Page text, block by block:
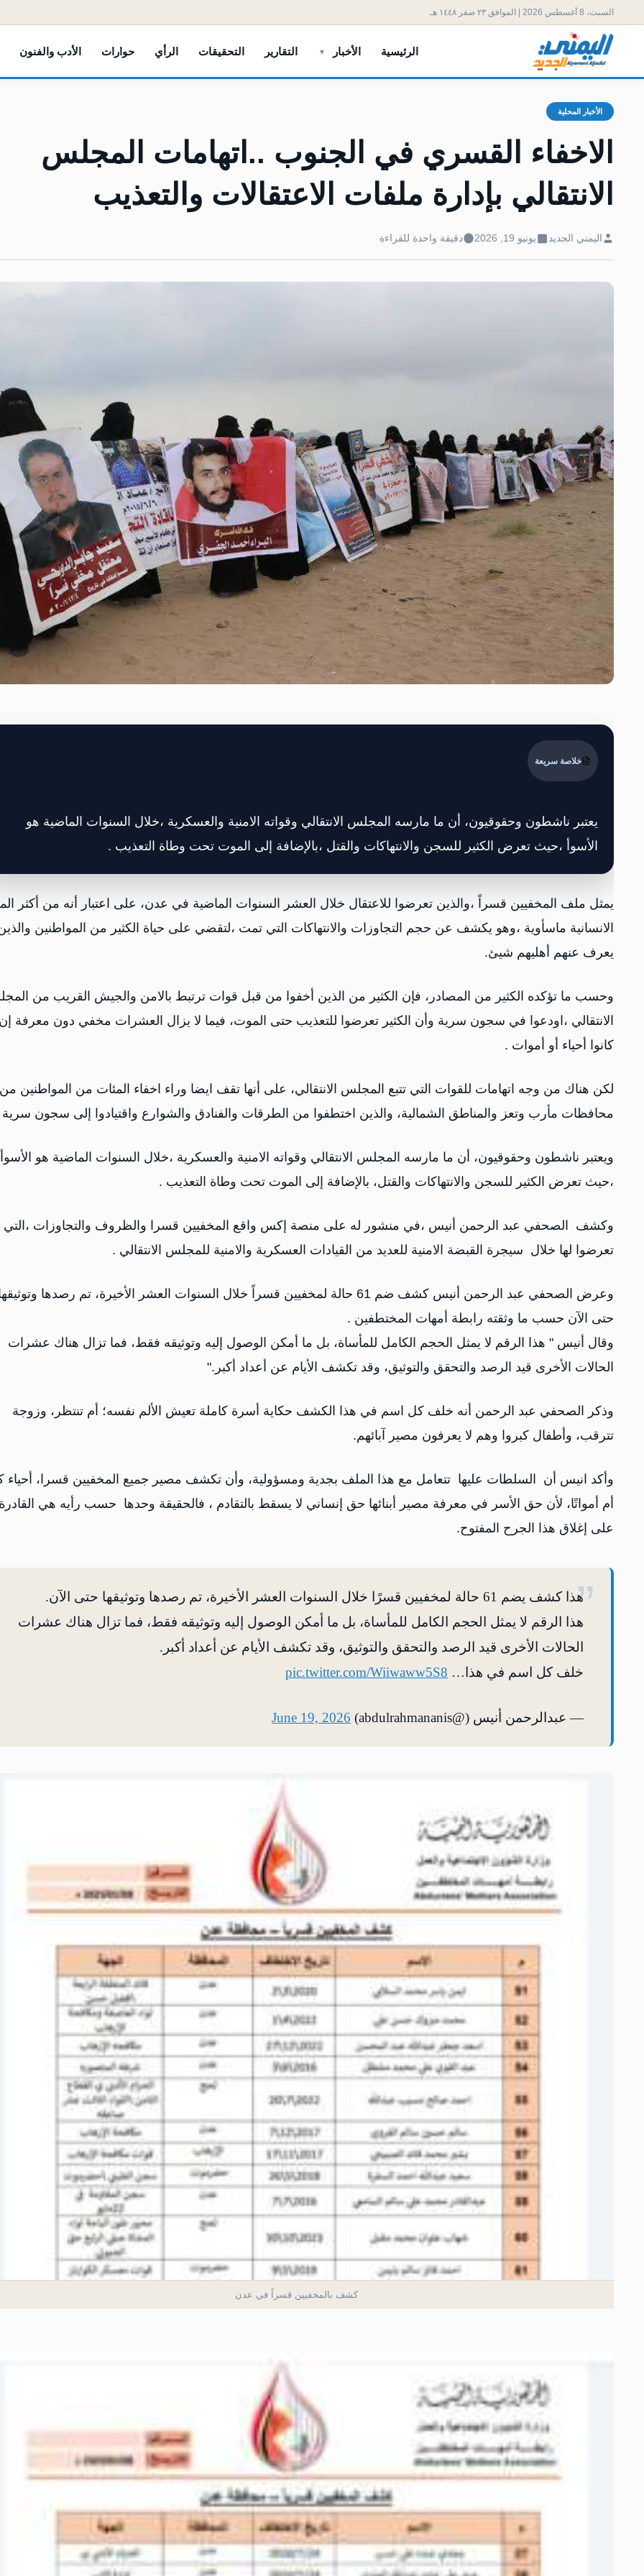
السبت، 8 أغسطس 2026 | الموافق ٢٣ صفر ١٤٤٨ هـ
الرئيسية الأخبار التقارير التحقيقات الرأي حوارات الأدب والفنون
الأخبار المحلية
الاخفاء القسري في الجنوب ..اتهامات المجلس
الانتقالي بإدارة ملفات الاعتقالات والتعذيب
اليمني الجديد يونيو 19, 2026 دقيقة واحدة للقراءة
خلاصة سريعة
يعتبر ناشطون وحقوقيون، أن ما مارسه المجلس الانتقالي وقواته الامنية والعسكرية ،خلال السنوات الماضية هو
الأسوأ ،حيث تعرض الكثير للسجن والانتهاكات والقتل ،بالإضافة إلى الموت تحت وطاة التعذيب .
يمثل ملف المخفيين قسراً ،والذين تعرضوا للاعتقال خلال العشر السنوات الماضية في عدن، على اعتبار أنه من أكثر
الانسانية ماسأوية ،وهو يكشف عن حجم التجاوزات والانتهاكات التي تمت ،لتقضي على حياة الكثير من المواطنين
يعرف عنهم أهليهم شيئ.
وحسب ما تؤكده الكثير من المصادر، فإن الكثير من الذين أخفوا من قبل قوات ترتبط بالامن والجيش القريب من
الانتقالي ،اودعوا في سجون سرية وأن الكثير تعرضوا للتعذيب حتى الموت، فيما لا يزال العشرات مخفي دون معرفة
كانوا أحياء أو أموات .
لكن هناك من وجه اتهامات للقوات التي تتبع المجلس الانتقالي، على أنها تقف ايضا وراء اخفاء المئات من المواطنين من
محافظات مأرب وتعز والمناطق الشمالية، والذين اختطفوا من الطرقات والفنادق والشوارع واقتيادوا إلى سجون
ويعتبر ناشطون وحقوقيون، أن ما مارسه المجلس الانتقالي وقواته الامنية والعسكرية ،خلال السنوات الماضية هو الأسوأ
،حيث تعرض الكثير للسجن والانتهاكات والقتل، بالإضافة إلى الموت تحت وطاة التعذيب .
‏وكشف الصحفي عبد الرحمن أنيس ،في منشور له على منصة إكس واقع المخفيين قسرا والظروف والتجاوزات ،التي
تعرضوا لها خلال سيجرة القبضة الامنية للعديد من القيادات العسكرية والامنية للمجلس الانتقالي .
وعرض الصحفي عبد الرحمن أنيس كشف ضم 61 حالة لمخفيين قسراً خلال السنوات العشر الأخيرة، تم رصدها
حتى الآن حسب ما وثقته رابطة أمهات المختطفين .
وقال أنيس " هذا الرقم لا يمثل الحجم الكامل للمأساة، بل ما أمكن الوصول إليه وتوثيقه فقط، فما تزال هناك عشرات
الحالات الأخرى قيد الرصد والتحقق والتوثيق، وقد تكشف الأيام عن أعداد أكبر."
وذكر الصحفي عبد الرحمن أنه خلف كل اسم في هذا الكشف حكاية أسرة كاملة تعيش الألم نفسه؛ أم تنتظر، وزوجة
تترقب، وأطفال كبروا وهم لا يعرفون مصير آبائهم.
وأكد انيس أن السلطات عليها تتعامل مع هذا الملف بجدية ومسؤولية، وأن تكشف مصير جميع المخفيين قسرا، أحياء
أم أمواتًا، لأن حق الأسر في معرفة مصير أبنائها حق إنساني لا يسقط بالتقادم ، فالحقيقة وحدها حسب رأيه هي
على إغلاق هذا الجرح المفتوح.
هذا كشف يضم 61 حالة لمخفيين قسرًا خلال السنوات العشر الأخيرة، تم رصدها وتوثيقها حتى الآن.
هذا الرقم لا يمثل الحجم الكامل للمأساة، بل ما أمكن الوصول إليه وتوثيقه فقط، فما تزال هناك عشرات
الحالات الأخرى قيد الرصد والتحقق والتوثيق، وقد تكشف الأيام عن أعداد أكبر.
خلف كل اسم في هذا… pic.twitter.com/Wiiwaww5S8
— عبدالرحمن أنيس (@abdulrahmananis) June 19, 2026
كشف بالمخفيين قسراً في عدن